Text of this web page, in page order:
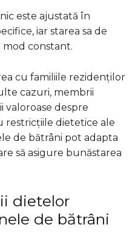
este ajustată în
iar starea sa de
constant.
cu familiile rezidenților
cazuri, membrii
valoroase despre
restricțiile dietetice ale
de bătrâni pot adapta
să asigure bunăstarea
dietelor
de bătrâni